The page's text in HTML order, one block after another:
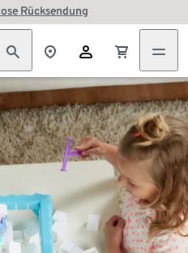
Rücksendung